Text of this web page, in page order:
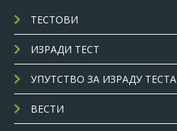
ТЕСТОВИ
ИЗРАДИ ТЕСТ
УПУТСТВО ЗА ИЗРАДУ ТЕСТА
ВЕСТИ